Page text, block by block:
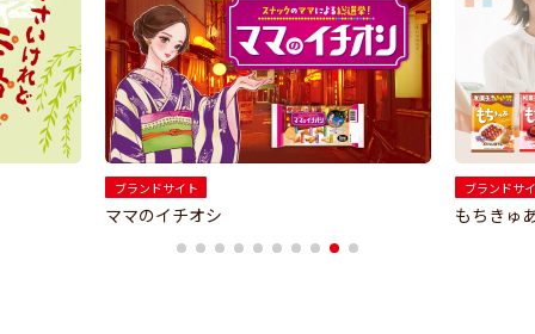
ブランドサイト
ママのイチオシ
ブランドサ
もちきゅ
1 2 3 4 5 6 7 8 9 10